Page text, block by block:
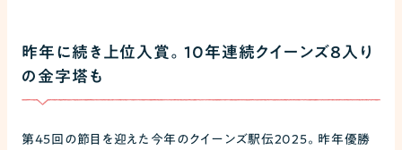
昨年に続き上位入賞。10年連続クイーンズ8入り
の金字塔も
第45回の節目を迎えた今年のクイーンズ駅伝2025。昨年優勝